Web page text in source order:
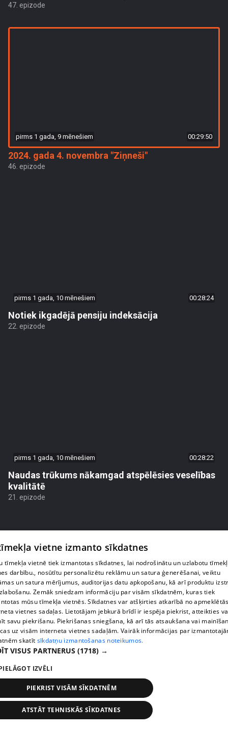
47. epizode
pirms 1 gada, 9 mēnešiem 00:29:50
2024. gada 4. novembra "Ziņneši"
46. epizode
pirms 1 gada, 10 mēnešiem 00:28:24
Notiek ikgadējā pensiju indeksācija
22. epizode
pirms 1 gada, 10 mēnešiem 00:28:22
Naudas trūkums nākamgad atspēlēsies veselības
kvalitātē
21. epizode
pirms 1 gada, 10 mēnešiem 00:30:39
Pēc eksāmenu pārskatīšanas par sekmīgu atzīts
61 skolēns
20. epizode
vietne izmanto sīkdatnes
tīmekļa vietnē tiek izmantotas sīkdatnes, lai nodrošinātu un uzlabotu
darbību., nosūtītu personalizētu reklāmu un satura ģenerēšanai, veiktu
un satura mērījumus, auditorijas datu apkopošanu, kā arī produktu
Zemāk sniedzam informāciju par visām sīkdatnēm, kuras tiek
mūsu tīmekļa vietnēs. Sīkdatnes var atšķirties atkarībā no
vietnes sadaļas. Lietotājam jebkurā brīdī ir iespēja piekrist, atteikties
savu piekrišanu. Piekrišanas sniegšana, kā arī tās atsaukšana vai
uz visām interneta vietnes sadaļām. Vairāk informācijas par
skatīt sīkdatņu izmantošanas noteikumos.
VISUS PARTNERUS (1718) →
IZVĒLI
PIEKRIST VISĀM SĪKDATNĒM
ATSTĀT TEHNISKĀS SĪKDATNES